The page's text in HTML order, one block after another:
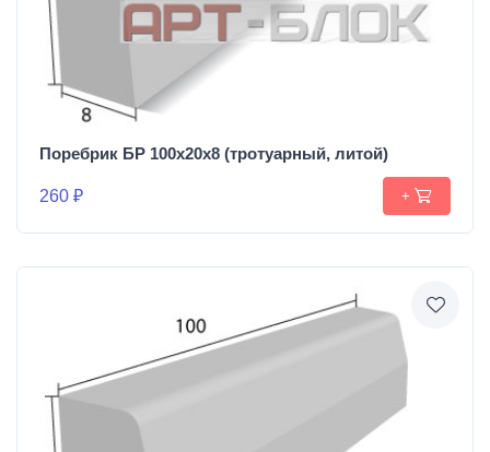
Поребрик БР 100х20х8 (тротуарный, литой)
260 ₽ +